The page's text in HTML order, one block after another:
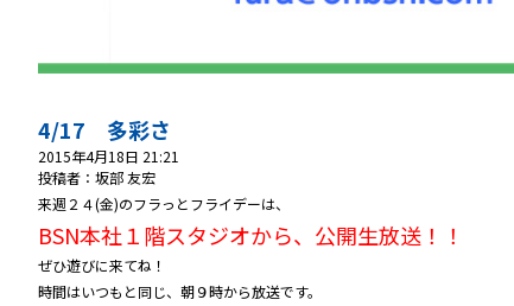
4/17 多彩さ
2015年4月18日 21:21
投稿者：坂部 友宏
来週２４(金)のフラっとフライデーは、
BSN本社１階スタジオから、公開生放送！！
ぜひ遊びに来てね！
時間はいつもと同じ、朝９時から放送です。